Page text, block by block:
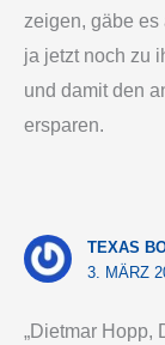
zeigen, gäbe
ja jetzt noch zu
und damit den
ersparen.
TEXAS
3. MÄRZ
„Dietmar Hopp,